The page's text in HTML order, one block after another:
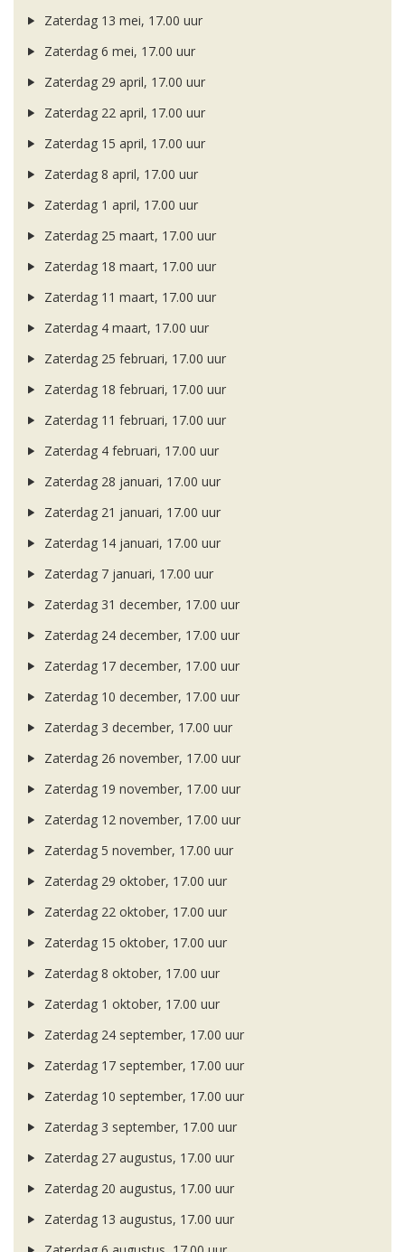
Zaterdag 13 mei, 17.00 uur
Zaterdag 6 mei, 17.00 uur
Zaterdag 29 april, 17.00 uur
Zaterdag 22 april, 17.00 uur
Zaterdag 15 april, 17.00 uur
Zaterdag 8 april, 17.00 uur
Zaterdag 1 april, 17.00 uur
Zaterdag 25 maart, 17.00 uur
Zaterdag 18 maart, 17.00 uur
Zaterdag 11 maart, 17.00 uur
Zaterdag 4 maart, 17.00 uur
Zaterdag 25 februari, 17.00 uur
Zaterdag 18 februari, 17.00 uur
Zaterdag 11 februari, 17.00 uur
Zaterdag 4 februari, 17.00 uur
Zaterdag 28 januari, 17.00 uur
Zaterdag 21 januari, 17.00 uur
Zaterdag 14 januari, 17.00 uur
Zaterdag 7 januari, 17.00 uur
Zaterdag 31 december, 17.00 uur
Zaterdag 24 december, 17.00 uur
Zaterdag 17 december, 17.00 uur
Zaterdag 10 december, 17.00 uur
Zaterdag 3 december, 17.00 uur
Zaterdag 26 november, 17.00 uur
Zaterdag 19 november, 17.00 uur
Zaterdag 12 november, 17.00 uur
Zaterdag 5 november, 17.00 uur
Zaterdag 29 oktober, 17.00 uur
Zaterdag 22 oktober, 17.00 uur
Zaterdag 15 oktober, 17.00 uur
Zaterdag 8 oktober, 17.00 uur
Zaterdag 1 oktober, 17.00 uur
Zaterdag 24 september, 17.00 uur
Zaterdag 17 september, 17.00 uur
Zaterdag 10 september, 17.00 uur
Zaterdag 3 september, 17.00 uur
Zaterdag 27 augustus, 17.00 uur
Zaterdag 20 augustus, 17.00 uur
Zaterdag 13 augustus, 17.00 uur